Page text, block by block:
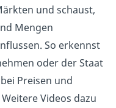
und schaust,
Mengen
So erkennst
oder der Staat
Preisen und
Videos dazu